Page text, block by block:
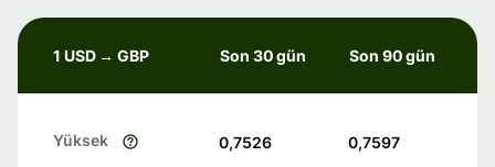
1 USD → GBP Son 30 gün Son 90 gün
Yüksek 0,7526 0,7597